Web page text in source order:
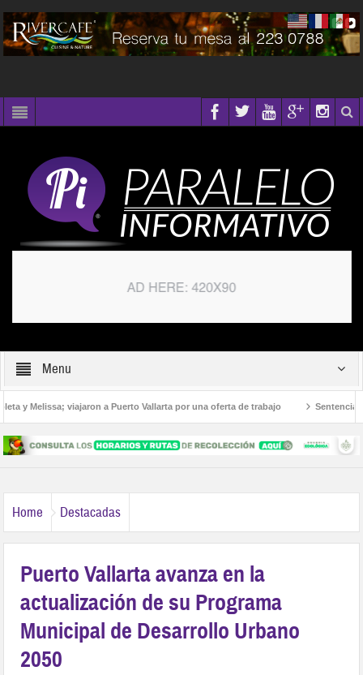
Menu
y Melissa; viajaron a Puerto Vallarta por una oferta de trabajo Sentencian
Home Destacadas
Puerto Vallarta avanza en la
actualización de su Programa
Municipal de Desarrollo Urbano
2050